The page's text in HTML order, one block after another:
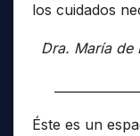
los cuidados
Dra. María de
Éste es un